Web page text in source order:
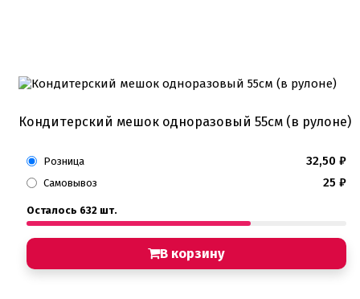
Кондитерский мешок одноразовый 55см (в рулоне)
Розница 32,50 ₽
Самовывоз 25 ₽
Осталось 632 шт.
В корзину